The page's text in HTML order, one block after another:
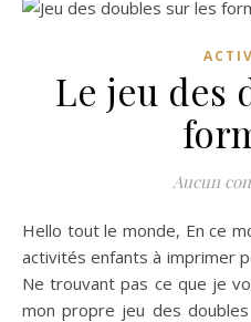
Le jeu des
Aucun
Hello tout le monde, En ce moment je suis lancée dans les
activités enfants à imprimer
Ne trouvant pas ce que je
mon propre jeu des